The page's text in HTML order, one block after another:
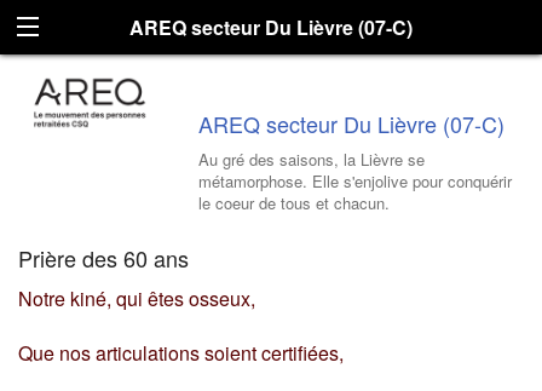
AREQ secteur Du Lièvre (07-C)
AREQ secteur Du Lièvre (07-C)
Au gré des saisons, la Lièvre se
métamorphose. Elle s'enjolive pour conquérir
le coeur de tous et chacun.
Prière des 60 ans
Notre kiné, qui êtes osseux,
Que nos articulations soient certifiées,